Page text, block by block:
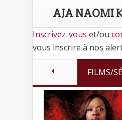
AJA NAOMI
Inscrivez-vous et/ou
vous inscrire à nos
FILMS/